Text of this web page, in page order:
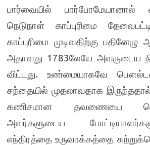
பார்வையில் பார்போமேயானால்
நெடுநாள் காப்புரிமை
காப்புரிமை முடிவதிற்கு
அதாவது 1783லேயே அவருடைய
விட்டது. உண்மையாகவே
சந்தையில் முதலாவதாக
கணிசமான தவணையை பெற
அவர்களுடைய
எந்திரத்தை உருவாக்கத்தை